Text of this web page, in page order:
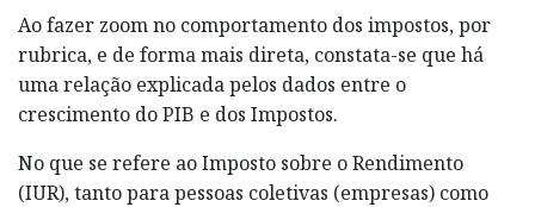
Ao fazer zoom no comportamento dos impostos, por
rubrica, e de forma mais direta, constata-se que há
uma relação explicada pelos dados entre o
crescimento do PIB e dos Impostos.
No que se refere ao Imposto sobre o Rendimento
(IUR), tanto para pessoas coletivas (empresas) como